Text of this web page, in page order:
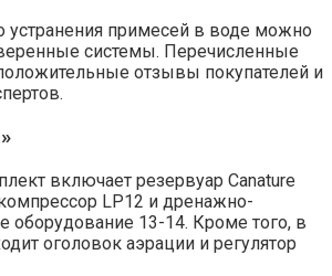
примесей в воде можно
системы. Перечисленные
отзывы покупателей и
включает резервуар Canature
LP12 и дренажно-
оборудование 13-14. Кроме того, в
оголовок аэрации и регулятор